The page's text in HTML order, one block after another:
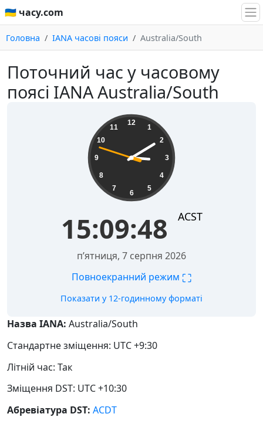
🇺🇦 часу.com
Головна IANA часові пояси Australia/South
Поточний час у часовому
поясі IANA Australia/South
12
1
2
3
4
5
6
7
8
9
10
11
15:09:49 ACST
пʼятниця, 7 серпня 2026
Повноекранний режим ⛶
Показати у 12-годинному форматі
Назва IANA: Australia/South
Стандартне зміщення: UTC +9:30
Літній час: Так
Зміщення DST: UTC +10:30
Абревіатура DST: ACDT